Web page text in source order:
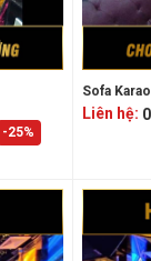
bán chạy tại
-25%
Sofa
Liên hệ: